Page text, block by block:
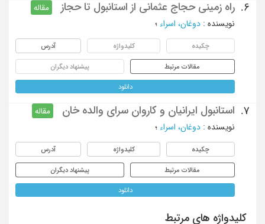
6. راه زمینی حجاج عثمانی از استانبول تا حجاز
مقاله
نویسنده : دوغان، اسراء ؛
چکیده کلیدواژه آدرس
مقالات مرتبط پیشنهاد دیگران
دانلود
7. استانبول ایرانیان و کاروان سرای والده خان
مقاله
نویسنده : دوغان، اسراء ؛
چکیده کلیدواژه آدرس
مقالات مرتبط پیشنهاد دیگران
دانلود
کلیدواژه های مرتبط